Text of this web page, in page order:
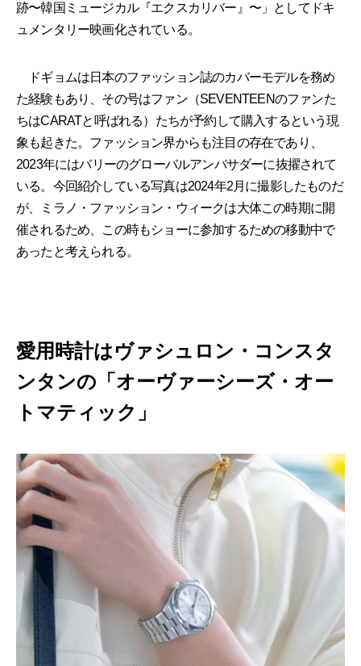
跡〜韓国ミュージカル『エクスカリバー』〜」としてドキ
ュメンタリー映画化されている。
ドギョムは日本のファッション誌のカバーモデルを務め
た経験もあり、その号はファン（SEVENTEENのファンた
ちはCARATと呼ばれる）たちが予約して購入するという現
象も起きた。ファッション界からも注目の存在であり、
2023年にはバリーのグローバルアンバサダーに抜擢されて
いる。今回紹介している写真は2024年2月に撮影したものだ
が、ミラノ・ファッション・ウィークは大体この時期に開
催されるため、この時もショーに参加するための移動中で
あったと考えられる。
愛用時計はヴァシュロン・コンスタ
ンタンの「オーヴァーシーズ・オー
トマティック」